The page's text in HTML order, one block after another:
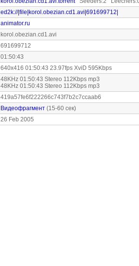
ed2k://|file|korol.obezian.cd1.avi|691699712|
animator.ru
korol.obezian.cd1.avi
691699712
01:50:43
640x416 01:50:43 23.97fps XviD 595Kbps
48KHz 01:50:43 Stereo 112Kbps mp3
48KHz 01:50:43 Stereo 112Kbps mp3
419a57fe6f222266c743f7b2c7ccaab6
Видеофрагмент (15-60 сек)
26 Feb 2005